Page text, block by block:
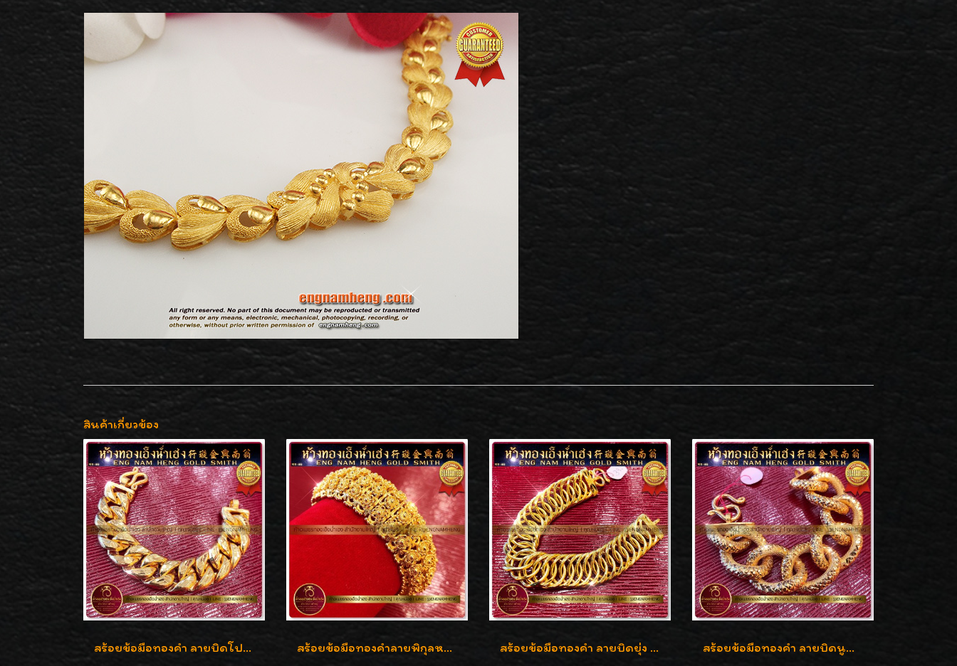
สินค้าเกี่ยวข้อง
สร้อยข้อมือทองคำ ลายบิดโปร่งแกะลาย ทองคำ 96.5% น้ำหนัก 5 บาท สวยค่ะ สร้อยข้อมือทองคำลายพิกุลหลังเต่า น้ำหนัก 86.6g ( 5.71 บาท ) หน้ากว้าง 20 มิล สร้อยข้อมือทองคำ ลายบิดยุ่ง ทองคำ 96.5% น้ำหนัก 3 บาท สวยน่าสะสมค่ะ สร้อยข้อมือทองคำ ลายบิดนูนแกะลาย ทองคำ 96.5% น้ำหนัก 5 บาท สวยค่ะ